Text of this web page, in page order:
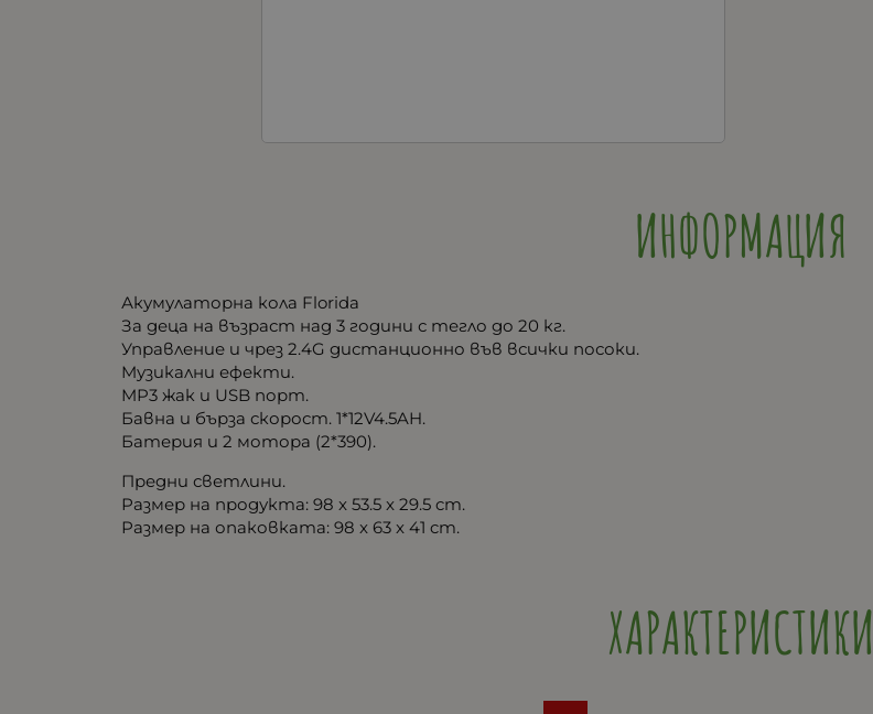
ИНФОРМАЦИЯ
Акумулаторна кола Florida
За деца на възраст над 3 години с тегло до 20 кг.
Управление и чрез 2.4G дистанционно във всички посоки.
Mузикални ефекти.
MP3 жак и USB порт.
Бавна и бърза скорост. 1*12V4.5AH.
Батерия и 2 мотора (2*390).
Предни светлини.
Размер на продукта: 98 x 53.5 x 29.5 cm.
Размер на опаковката: 98 x 63 x 41 cm.
ХАРАКТЕРИСТИКИ